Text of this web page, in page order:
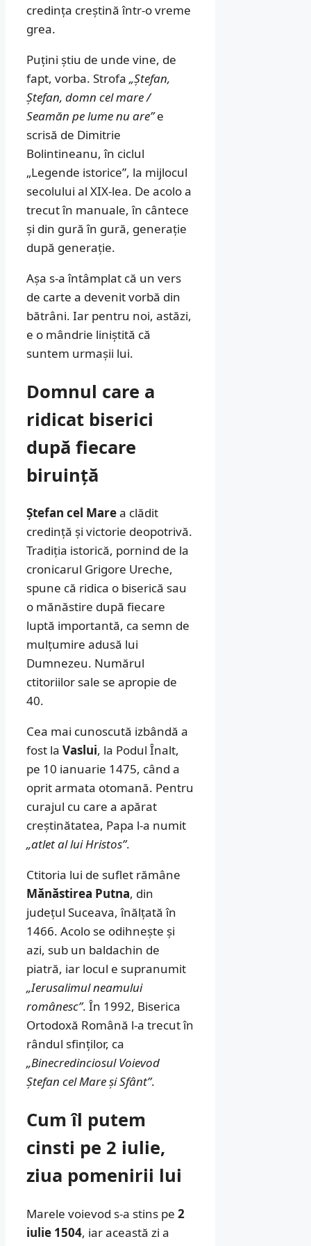
credința creștină într-o vreme
grea.
Puțini știu de unde vine, de
fapt, vorba. Strofa „Ștefan,
Ștefan, domn cel mare /
Seamăn pe lume nu are”e
scrisă de Dimitrie
Bolintineanu, în ciclul
„Legende istorice”, la mijlocul
secolului al XIX-lea. De acolo a
trecut în manuale, în cântece
și din gură în gură, generație
după generație.
Așa s-a întâmplat că un vers
de carte a devenit vorbă din
bătrâni. Iar pentru noi, astăzi,
e o mândrie liniștită că
suntem urmașii lui.
Domnul care a
ridicat biserici
după fiecare
biruință
Ștefan cel Marea clădit
credință și victorie deopotrivă.
Tradiția istorică, pornind de la
cronicarul Grigore Ureche,
spune că ridica o biserică sau
o mănăstire după fiecare
luptă importantă, ca semn de
mulțumire adusă lui
Dumnezeu. Numărul
ctitoriilor sale se apropie de
40.
Cea mai cunoscută izbândă a
fost la Vaslui, la Podul Înalt,
pe 10 ianuarie 1475, când a
oprit armata otomană. Pentru
curajul cu care a apărat
creștinătatea, Papa l-a numit
„atlet al lui Hristos”.
Ctitoria lui de suflet rămâne
Mănăstirea Putna, din
județul Suceava, înălțată în
1466. Acolo se odihnește și
azi, sub un baldachin de
piatră, iar locul e supranumit
„Ierusalimul neamului
românesc”. În 1992, Biserica
Ortodoxă Română l-a trecut în
rândul sfinților, ca
„Binecredinciosul Voievod
Ștefan cel Mare și Sfânt”.
Cum îl putem
cinsti pe 2 iulie,
ziua pomenirii lui
Marele voievod s-a stins pe 2
iulie 1504, iar această zi a